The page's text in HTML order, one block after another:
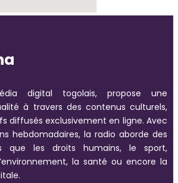
digital togolais, propose une
à travers des contenus culturels,
diffusés exclusivement en ligne. Avec
hebdomadaires, la radio aborde des
que les droits humains, le sport,
la santé ou encore la